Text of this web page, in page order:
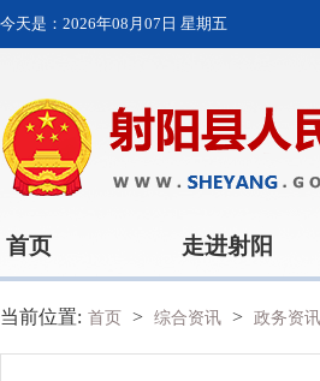
今天是： 2026年08月07日 星期五
首页 走进射阳
当前位置: 首页 > 综合资讯 > 政务资讯